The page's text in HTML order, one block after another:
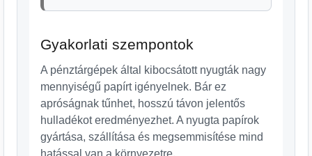
Gyakorlati szempontok
A pénztárgépek által kibocsátott nyugták nagy
mennyiségű papírt igényelnek. Bár ez
apróságnak tűnhet, hosszú távon jelentős
hulladékot eredményezhet. A nyugta papírok
gyártása, szállítása és megsemmisítése mind